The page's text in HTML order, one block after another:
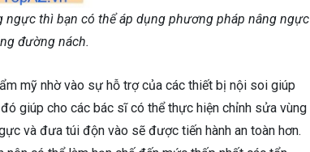
ngực thì bạn có thể áp dụng phương pháp nâng ngực
đường nách.
mỹ nhờ vào sự hỗ trợ của các thiết bị nội soi giúp
giúp cho các bác sĩ có thể thực hiện chỉnh sửa vùng
và đưa túi độn vào sẽ được tiến hành an toàn hơn.